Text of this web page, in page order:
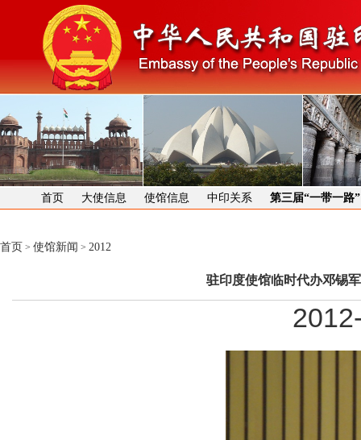
首页 大使信息 使馆信息 中印关系 第三届“一带一路
首页 > 使馆新闻 > 2012
驻印度使馆临时代办邓锡